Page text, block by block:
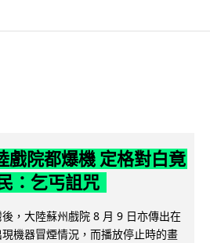
戲院都爆機 定格對白竟
：乞丐詛咒
後，大陸蘇州戲院 8 月 9 日亦傳出在
機器冒煙情況，而播放停止時的畫